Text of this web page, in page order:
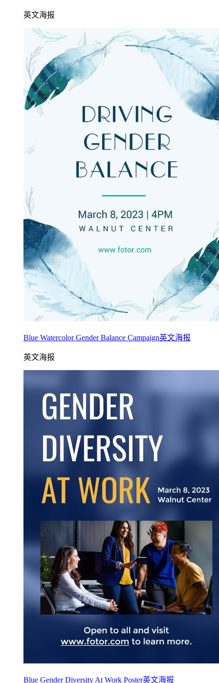
英文海报
Blue Watercolor Gender Balance Campaign英文海报
英文海报
Blue Gender Diversity At Work Poster英文海报